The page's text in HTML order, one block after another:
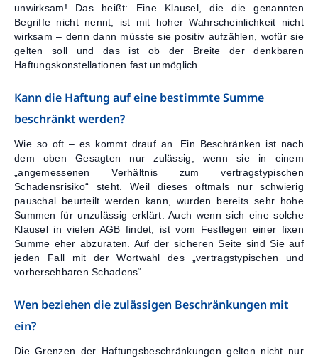
unwirksam! Das heißt: Eine Klausel, die die genannten
Begriffe nicht nennt, ist mit hoher Wahrscheinlichkeit nicht
wirksam – denn dann müsste sie positiv aufzählen, wofür sie
gelten soll und das ist ob der Breite der denkbaren
Haftungskonstellationen fast unmöglich.
Kann die Haftung auf eine bestimmte Summe
beschränkt werden?
Wie so oft – es kommt drauf an. Ein Beschränken ist nach
dem oben Gesagten nur zulässig, wenn sie in einem
„angemessenen Verhältnis zum vertragstypischen
Schadensrisiko“ steht. Weil dieses oftmals nur schwierig
pauschal beurteilt werden kann, wurden bereits sehr hohe
Summen für unzulässig erklärt. Auch wenn sich eine solche
Klausel in vielen AGB findet, ist vom Festlegen einer fixen
Summe eher abzuraten. Auf der sicheren Seite sind Sie auf
jeden Fall mit der Wortwahl des „vertragstypischen und
vorhersehbaren Schadens“.
Wen beziehen die zulässigen Beschränkungen mit
ein?
Die Grenzen der Haftungsbeschränkungen gelten nicht nur